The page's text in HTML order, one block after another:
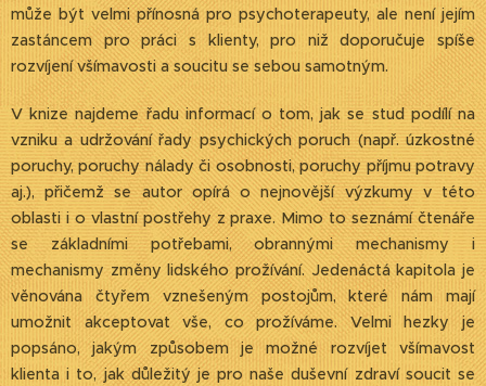
může být velmi přínosná pro psychoterapeuty, ale není jejím
zastáncem pro práci s klienty, pro niž doporučuje spíše
rozvíjení všímavosti a soucitu se sebou samotným.
V knize najdeme řadu informací o tom, jak se stud podílí na
vzniku a udržování řady psychických poruch (např. úzkostné
poruchy, poruchy nálady či osobnosti, poruchy příjmu potravy
aj.), přičemž se autor opírá o nejnovější výzkumy v této
oblasti i o vlastní postřehy z praxe. Mimo to seznámí čtenáře
se základními potřebami, obrannými mechanismy i
mechanismy změny lidského prožívání. Jedenáctá kapitola je
věnována čtyřem vznešeným postojům, které nám mají
umožnit akceptovat vše, co prožíváme. Velmi hezky je
popsáno, jakým způsobem je možné rozvíjet všímavost
klienta i to, jak důležitý je pro naše duševní zdraví soucit se